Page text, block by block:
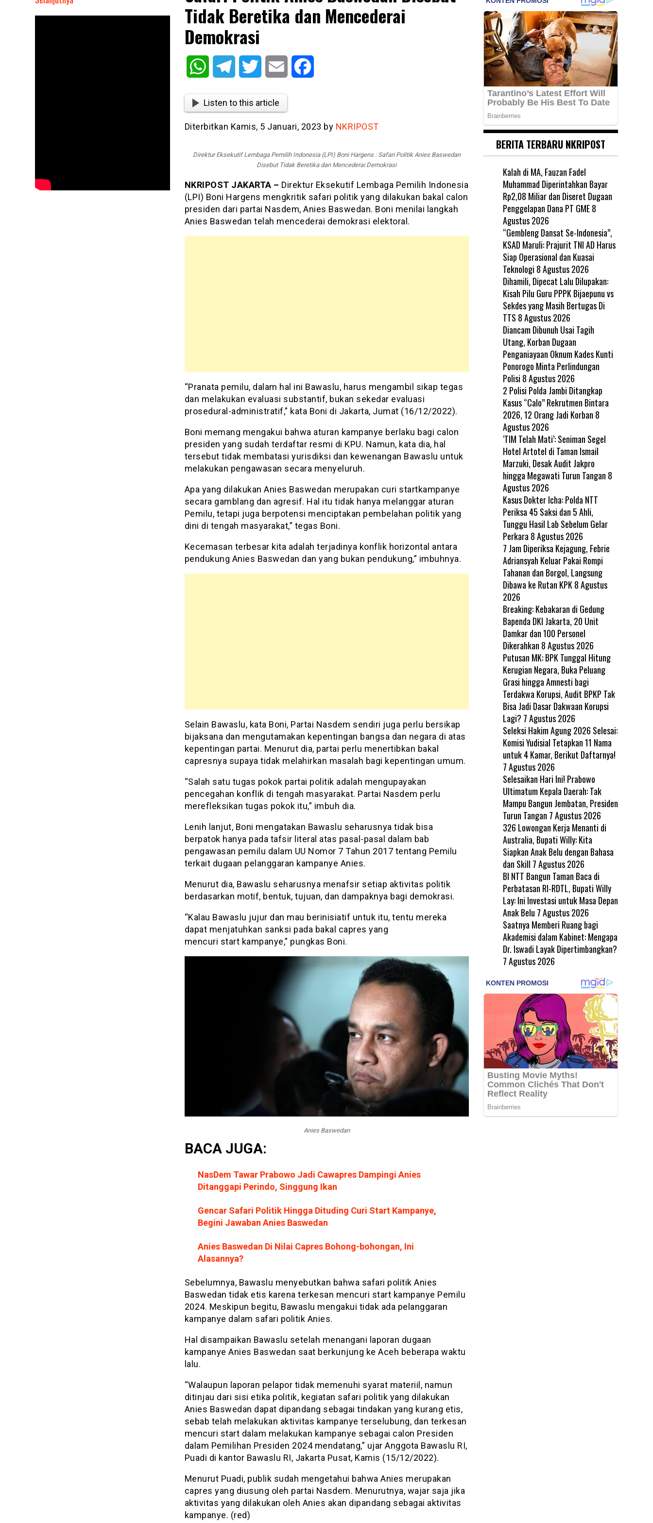
Tidak Beretika dan Mencederai
Demokrasi
WhatsAppTelegram Twitter Email
Listen to this article
Diterbitkan Kamis, 5 Januari, 2023 by NKRIPOST
Direktur Eksekutif Lembaga Pemilih Indonesia (LPI) Boni Hargens : Safari Politik Anies Baswedan
Disebut Tidak Beretika dan Mencederai Demokrasi
NKRIPOST JAKARTA – Direktur Eksekutif Lembaga Pemilih Indonesia
(LPI) Boni Hargens mengkritik safari politik yang dilakukan bakal calon
presiden dari partai Nasdem, Anies Baswedan. Boni menilai langkah
Anies Baswedan telah mencederai demokrasi elektoral.
“Pranata pemilu, dalam hal ini Bawaslu, harus mengambil sikap tegas
dan melakukan evaluasi substantif, bukan sekedar evaluasi
prosedural-administratif,” kata Boni di Jakarta, Jumat (16/12/2022).
Boni memang mengakui bahwa aturan kampanye berlaku bagi calon
presiden yang sudah terdaftar resmi di KPU. Namun, kata dia, hal
tersebut tidak membatasi yurisdiksi dan kewenangan Bawaslu untuk
melakukan pengawasan secara menyeluruh.
Apa yang dilakukan Anies Baswedan merupakan curi startkampanye
secara gamblang dan agresif. Hal itu tidak hanya melanggar aturan
Pemilu, tetapi juga berpotensi menciptakan pembelahan politik yang
dini di tengah masyarakat,” tegas Boni.
Kecemasan terbesar kita adalah terjadinya konflik horizontal antara
pendukung Anies Baswedan dan yang bukan pendukung,” imbuhnya.
Selain Bawaslu, kata Boni, Partai Nasdem sendiri juga perlu bersikap
bijaksana dan mengutamakan kepentingan bangsa dan negara di atas
kepentingan partai. Menurut dia, partai perlu menertibkan bakal
capresnya supaya tidak melahirkan masalah bagi kepentingan umum.
“Salah satu tugas pokok partai politik adalah mengupayakan
pencegahan konflik di tengah masyarakat. Partai Nasdem perlu
merefleksikan tugas pokok itu,” imbuh dia.
Lenih lanjut, Boni mengatakan Bawaslu seharusnya tidak bisa
berpatok hanya pada tafsir literal atas pasal-pasal dalam bab
pengawasan pemilu dalam UU Nomor 7 Tahun 2017 tentang Pemilu
terkait dugaan pelanggaran kampanye Anies.
Menurut dia, Bawaslu seharusnya menafsir setiap aktivitas politik
berdasarkan motif, bentuk, tujuan, dan dampaknya bagi demokrasi.
“Kalau Bawaslu jujur dan mau berinisiatif untuk itu, tentu mereka
dapat menjatuhkan sanksi pada bakal capres yang
mencuri start kampanye,” pungkas Boni.
Anies Baswedan
BACA JUGA:
NasDem Tawar Prabowo Jadi Cawapres Dampingi Anies
Ditanggapi Perindo, Singgung Ikan
Gencar Safari Politik Hingga Dituding Curi Start Kampanye,
Begini Jawaban Anies Baswedan
Anies Baswedan Di Nilai Capres Bohong-bohongan, Ini
Alasannya?
Sebelumnya, Bawaslu menyebutkan bahwa safari politik Anies
Baswedan tidak etis karena terkesan mencuri start kampanye Pemilu
2024. Meskipun begitu, Bawaslu mengakui tidak ada pelanggaran
kampanye dalam safari politik Anies.
Hal disampaikan Bawaslu setelah menangani laporan dugaan
kampanye Anies Baswedan saat berkunjung ke Aceh beberapa waktu
lalu.
“Walaupun laporan pelapor tidak memenuhi syarat materiil, namun
ditinjau dari sisi etika politik, kegiatan safari politik yang dilakukan
Anies Baswedan dapat dipandang sebagai tindakan yang kurang etis,
sebab telah melakukan aktivitas kampanye terselubung, dan terkesan
mencuri start dalam melakukan kampanye sebagai calon Presiden
dalam Pemilihan Presiden 2024 mendatang,” ujar Anggota Bawaslu RI,
Puadi di kantor Bawaslu RI, Jakarta Pusat, Kamis (15/12/2022).
Menurut Puadi, publik sudah mengetahui bahwa Anies merupakan
capres yang diusung oleh partai Nasdem. Menurutnya, wajar saja jika
aktivitas yang dilakukan oleh Anies akan dipandang sebagai aktivitas
kampanye. (red)
BERITA TERBARU NKRIPOST
Kalah di MA, Fauzan Fadel
Muhammad Diperintahkan Bayar
Rp2,08 Miliar dan Diseret Dugaan
Penggelapan Dana PT GME 8
Agustus 2026
“Gembleng Dansat Se-Indonesia”,
KSAD Maruli: Prajurit TNI AD Harus
Siap Operasional dan Kuasai
Teknologi 8 Agustus 2026
Dihamili, Dipecat Lalu Dilupakan:
Kisah Pilu Guru PPPK Bijaepunu vs
Sekdes yang Masih Bertugas Di
TTS 8 Agustus 2026
Diancam Dibunuh Usai Tagih
Utang, Korban Dugaan
Penganiayaan Oknum Kades Kunti
Ponorogo Minta Perlindungan
Polisi 8 Agustus 2026
2 Polisi Polda Jambi Ditangkap
Kasus “Calo” Rekrutmen Bintara
2026, 12 Orang Jadi Korban 8
Agustus 2026
‘TIM Telah Mati’: Seniman Segel
Hotel Artotel di Taman Ismail
Marzuki, Desak Audit Jakpro
hingga Megawati Turun Tangan 8
Agustus 2026
Kasus Dokter Icha: Polda NTT
Periksa 45 Saksi dan 5 Ahli,
Tunggu Hasil Lab Sebelum Gelar
Perkara 8 Agustus 2026
7 Jam Diperiksa Kejagung, Febrie
Adriansyah Keluar Pakai Rompi
Tahanan dan Borgol, Langsung
Dibawa ke Rutan KPK 8 Agustus
2026
Breaking: Kebakaran di Gedung
Bapenda DKI Jakarta, 20 Unit
Damkar dan 100 Personel
Dikerahkan 8 Agustus 2026
Putusan MK: BPK Tunggal Hitung
Kerugian Negara, Buka Peluang
Grasi hingga Amnesti bagi
Terdakwa Korupsi, Audit BPKP Tak
Bisa Jadi Dasar Dakwaan Korupsi
Lagi? 7 Agustus 2026
Seleksi Hakim Agung 2026 Selesai:
Komisi Yudisial Tetapkan 11 Nama
untuk 4 Kamar, Berikut Daftarnya!
7 Agustus 2026
Selesaikan Hari Ini! Prabowo
Ultimatum Kepala Daerah: Tak
Mampu Bangun Jembatan, Presiden
Turun Tangan 7 Agustus 2026
326 Lowongan Kerja Menanti di
Australia, Bupati Willy: Kita
Siapkan Anak Belu dengan Bahasa
dan Skill 7 Agustus 2026
BI NTT Bangun Taman Baca di
Perbatasan RI-RDTL, Bupati Willy
Lay: Ini Investasi untuk Masa Depan
Anak Belu 7 Agustus 2026
Saatnya Memberi Ruang bagi
Akademisi dalam Kabinet: Mengapa
Dr. Iswadi Layak Dipertimbangkan?
7 Agustus 2026